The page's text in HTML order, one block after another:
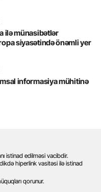
ilə münasibətlər
siyasətində önəmli yer
informasiya mühitinə
istinad edilməsi vacibdir.
hiperlink vasitəsi ilə istinad
qorunur.